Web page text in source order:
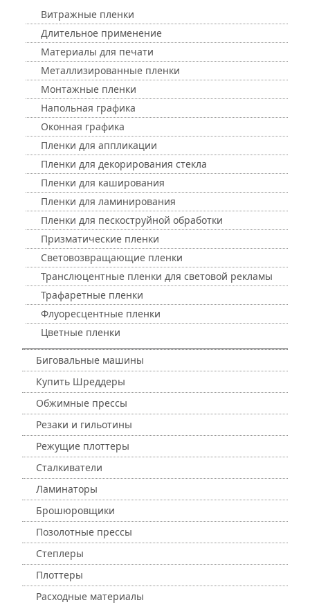
Витражные пленки
Длительное применение
Материалы для печати
Металлизированные пленки
Монтажные пленки
Напольная графика
Оконная графика
Пленки для аппликации
Пленки для декорирования стекла
Пленки для каширования
Пленки для ламинирования
Пленки для пескоструйной обработки
Призматические пленки
Световозвращающие пленки
Транслюцентные пленки для световой рекламы
Трафаретные пленки
Флуоресцентные пленки
Цветные пленки
Биговальные машины
Купить Шреддеры
Обжимные прессы
Резаки и гильотины
Режущие плоттеры
Сталкиватели
Ламинаторы
Брошюровщики
Позолотные прессы
Степлеры
Плоттеры
Расходные материалы